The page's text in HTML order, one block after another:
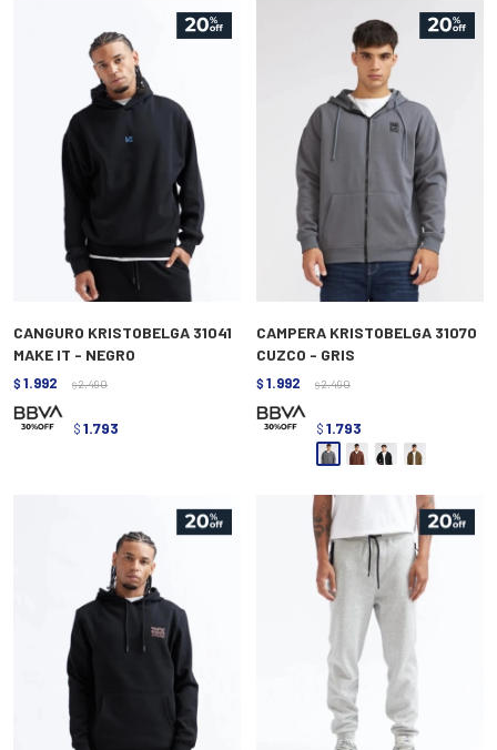
CANGURO KRISTOBELGA 31041
MAKE IT - NEGRO
$ 1.992 $ 2.490
$ 1.793
CAMPERA KRISTOBELGA 31070
CUZCO - GRIS
$ 1.992 $ 2.490
$ 1.793